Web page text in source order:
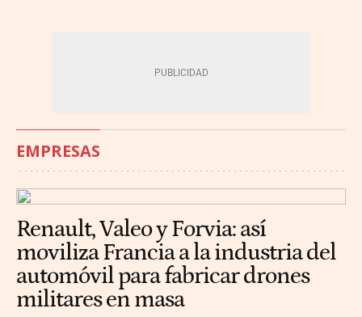
EMPRESAS
Renault, Valeo y Forvia: así
moviliza Francia a la industria del
automóvil para fabricar drones
militares en masa